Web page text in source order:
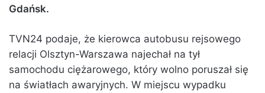
Gdańsk.
TVN24 podaje, że kierowca autobusu rejsowego
relacji Olsztyn-Warszawa najechał na tył
samochodu ciężarowego, który wolno poruszał się
na światłach awaryjnych. W miejscu wypadku